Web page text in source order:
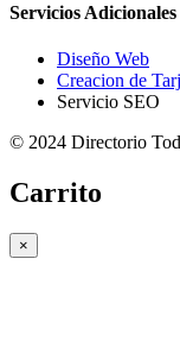
Servicios Adicionales
Diseño Web
Creacion de
Servicio SEO
© 2024 Directorio
Carrito
×